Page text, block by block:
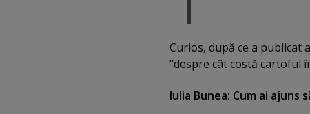
Curios, după ce a publicat
"despre cât costă cartoful
Iulia Bunea: Cum ai ajuns